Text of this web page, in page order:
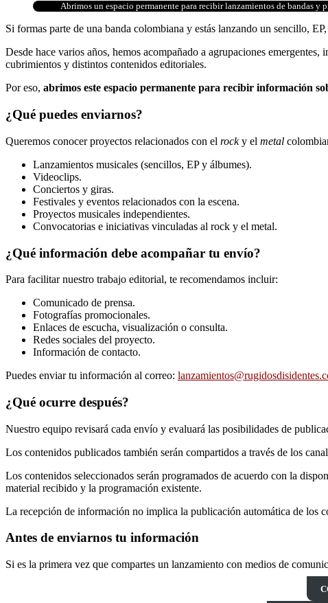
Abrimos un espacio permanente para recibir lanzamientos de bandas
Si formas parte de una banda colombiana y estás lanzando un sencillo,
Desde hace varios años, hemos acompañado a agrupaciones emergentes,
cubrimientos y distintos contenidos editoriales.
Por eso, abrimos este espacio permanente para recibir información
¿Qué puedes enviarnos?
Queremos conocer proyectos relacionados con el rocky el metal
Lanzamientos musicales (sencillos, EP y álbumes).
Videoclips.
Conciertos y giras.
Festivales y eventos relacionados con la escena.
Proyectos musicales independientes.
Convocatorias e iniciativas vinculadas al rock y el metal.
¿Qué información debe acompañar tu envío?
Para facilitar nuestro trabajo editorial, te recomendamos incluir:
Comunicado de prensa.
Fotografías promocionales.
Enlaces de escucha, visualización o consulta.
Redes sociales del proyecto.
Información de contacto.
Puedes enviar tu información al correo:
¿Qué ocurre después?
Nuestro equipo revisará cada envío y evaluará las posibilidades de
Los contenidos publicados también serán compartidos a través de los
Los contenidos seleccionados serán programados de acuerdo con la
material recibido y la programación existente.
La recepción de información no implica la publicación automática de los
Antes de enviarnos tu información
Si es la primera vez que compartes un lanzamiento con medios de